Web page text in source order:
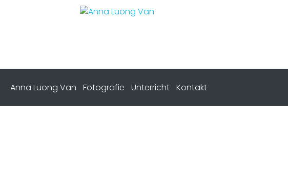
Anna Luong Van Fotografie Unterricht Kontakt